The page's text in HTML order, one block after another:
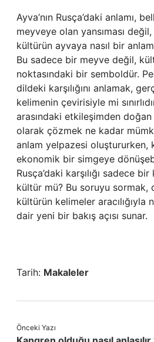
Ayva’nın Rusça’daki anlamı,
meyveye olan yansıması
kültürün ayvaya nasıl bir
Bu sadece bir meyve değil,
noktasındaki bir semboldür.
dildeki karşılığını anlamak,
kelimenin çevirisiyle mi
arasındaki etkileşimden doğan
olarak çözmek ne kadar
anlam yelpazesi oluştururken,
ekonomik bir simgeye
Rusça’daki karşılığı sadece
kültür mü? Bu soruyu sormak,
kültürün kelimeler aracılığıyla
dair yeni bir bakış açısı sunar.
Tarih: Makaleler
Önceki Yazı